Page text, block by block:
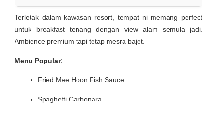
Terletak dalam kawasan resort, tempat ni memang perfect
untuk breakfast tenang dengan view alam semula jadi.
Ambience premium tapi tetap mesra bajet.
Menu Popular:
Fried Mee Hoon Fish Sauce
Spaghetti Carbonara